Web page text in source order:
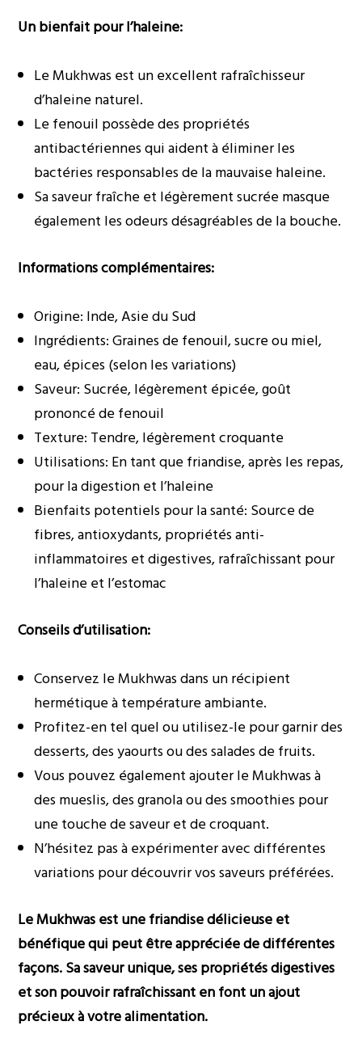
Un bienfait pour l’haleine:
Le Mukhwas est un excellent rafraîchisseur
d’haleine naturel.
Le fenouil possède des propriétés
antibactériennes qui aident à éliminer les
bactéries responsables de la mauvaise haleine.
Sa saveur fraîche et légèrement sucrée masque
également les odeurs désagréables de la bouche.
Informations complémentaires:
Origine: Inde, Asie du Sud
Ingrédients: Graines de fenouil, sucre ou miel,
eau, épices (selon les variations)
Saveur: Sucrée, légèrement épicée, goût
prononcé de fenouil
Texture: Tendre, légèrement croquante
Utilisations: En tant que friandise, après les repas,
pour la digestion et l’haleine
Bienfaits potentiels pour la santé: Source de
fibres, antioxydants, propriétés anti-
inflammatoires et digestives, rafraîchissant pour
l’haleine et l’estomac
Conseils d’utilisation:
Conservez le Mukhwas dans un récipient
hermétique à température ambiante.
Profitez-en tel quel ou utilisez-le pour garnir des
desserts, des yaourts ou des salades de fruits.
Vous pouvez également ajouter le Mukhwas à
des mueslis, des granola ou des smoothies pour
une touche de saveur et de croquant.
N’hésitez pas à expérimenter avec différentes
variations pour découvrir vos saveurs préférées.
Le Mukhwas est une friandise délicieuse et
bénéfique qui peut être appréciée de différentes
façons. Sa saveur unique, ses propriétés digestives
et son pouvoir rafraîchissant en font un ajout
précieux à votre alimentation.